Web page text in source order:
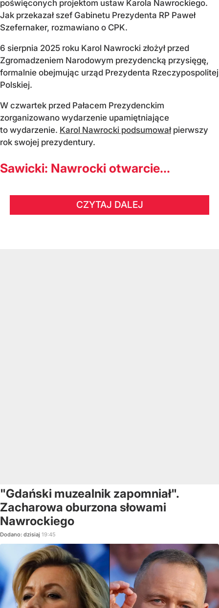
poświęconych projektom ustaw Karola Nawrockiego.
Jak przekazał szef Gabinetu Prezydenta RP Paweł
Szefernaker, rozmawiano o CPK.
6 sierpnia 2025 roku Karol Nawrocki złożył przed
Zgromadzeniem Narodowym prezydencką przysięgę,
formalnie obejmując urząd Prezydenta Rzeczypospolitej
Polskiej.
W czwartek przed Pałacem Prezydenckim
zorganizowano wydarzenie upamiętniające
to wydarzenie. Karol Nawrocki podsumowałpierwszy
rok swojej prezydentury.
Sawicki: Nawrocki otwarcie...
CZYTAJ DALEJ
"Gdański muzealnik zapomniał".
Zacharowa oburzona słowami
Nawrockiego
Dodano: dzisiaj 19:45